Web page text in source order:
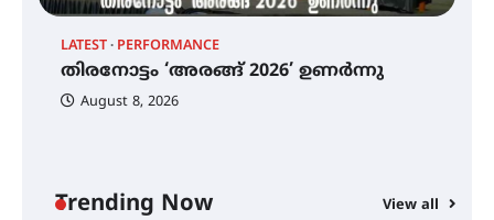
LATEST PERFORMANCE
തിരനോട്ടം ‘അരങ്ങ് 2026’ ഉണർന്നു
August 8, 2026
Trending Now View all
തിരനോട്ടം ‘അരങ്ങ് 2026’ ഉണർന്നു
ഇടപെടണമെന്ന് ഐ.ടി.യു. ബാങ്ക്
നിക്ഷേപക സംരക്ഷണ സമിതി